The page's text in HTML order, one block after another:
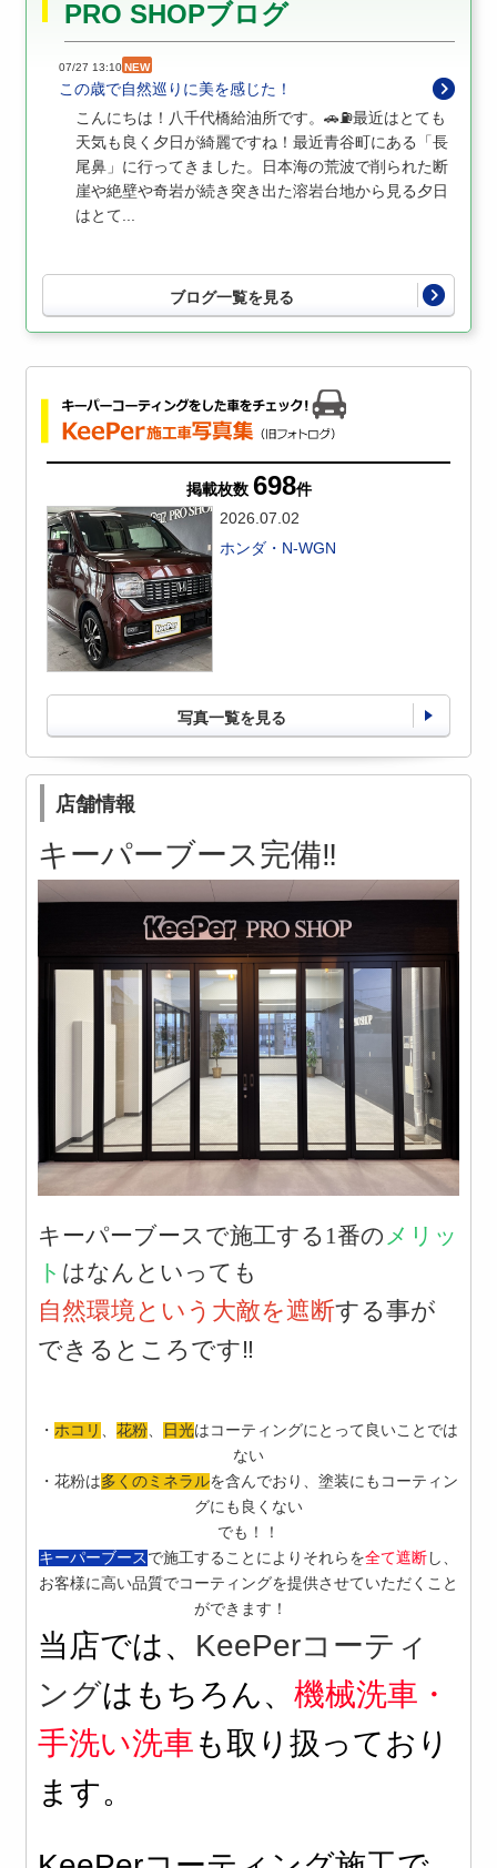
PRO SHOPブログ
07/27 13:10 NEW
この歳で自然巡りに美を感じた！
こんにちは！八千代橋給油所です。🚗⛽️最近はとても
天気も良く夕日が綺麗ですね！最近青谷町にある「長
尾鼻」に行ってきました。日本海の荒波で削られた断
崖や絶壁や奇岩が続き突き出た溶岩台地から見る夕日
はとて...
ブログ一覧を見る
掲載枚数 698件
2026.07.02
ホンダ・N-WGN
写真一覧を見る
店舗情報
キーパーブース完備‼️
キーパーブースで施工する1番の メリッ
ト はなんといっても
自然環境という大敵を遮断する事が
できるところです‼️
・ ホコリ 、 花粉、 日光はコーティングにとって良いことでは
ない
・花粉は多くのミネラルを含んでおり、塗装にもコーティン
グにも良くない
でも！！
キーパーブース で施工することによりそれらを全て遮断 し、
お客様に高い品質でコーティングを提供させていただくこと
ができます！
当店では、 KeePerコーティ
ングはもちろん、機械洗車・
手洗い洗車も取り扱っており
ます。